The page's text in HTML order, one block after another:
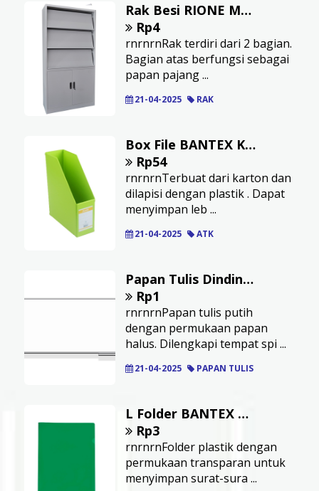
Rak Besi RIONE Majalah
Rp4
rnrnrnRak terdiri dari 2 bagian.
Bagian atas berfungsi sebagai
papan pajang ...
21-04-2025 RAK
Box File BANTEX Kapasitas 10 cm F4 Bahan Plastik Board Lime
Rp54
rnrnrnTerbuat dari karton dan
dilapisi dengan plastik . Dapat
menyimpan leb ...
21-04-2025 ATK
Papan Tulis Dinding RIONE 240 x 120 cm
Rp1
rnrnrnPapan tulis putih
dengan permukaan papan
halus. Dilengkapi tempat spi ...
21-04-2025 PAPAN TULIS
L Folder BANTEX Ukuran A4 Warna Hijau
Rp3
rnrnrnFolder plastik dengan
permukaan transparan untuk
menyimpan surat-sura ...